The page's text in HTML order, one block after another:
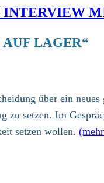
INTERVIEW
LAGER“
über ein
zu setzen. Im
setzen wollen.